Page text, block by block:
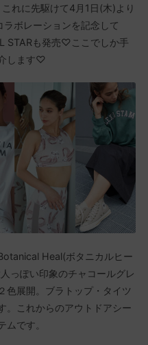
れに先駆けて4月1日(木)より
ボレーションを記念して
STARも発売♡ここでしか手
します♡
Heal(ボタニカルヒー
っぽい印象のチャコールグレ
色展開。ブラトップ・タイツ
。これからのアウトドアシー
です。